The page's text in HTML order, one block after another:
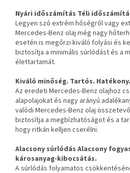
Nyári időszámítás Téli
Legyen szó extrém hőségről vagy
Mercedes-Benz olaj még nagy
esetén is megőrzi kiváló folyási és
biztosítja a minimális súrlódást és a
élettartamát.
Kiváló minőség. Tartós. Hatékony.
Az eredeti Mercedes-Benz olajhoz
alapolajokat és nagy arányú
valódi Mercedes-Benz olaj
biztosítja a megbízhatóságot és a
hogy ritkán kelljen cserélni.
Alacsony súrlódás Alacsony
károsanyag-kibocsátás.
A súrlódás folyamatos